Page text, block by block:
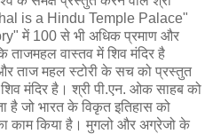
is a Hindu Temple Palace"
में 100 से भी अधिक प्रमाण और
ताजमहल वास्तव में शिव मंदिर है
ताज महल स्टोरी के सच को प्रस्तुत
मंदिर है। श्री पी.एन. ओक साहब को
है जो भारत के विकृत इतिहास को
काम किया है। मुगलो और अग्रेजो के